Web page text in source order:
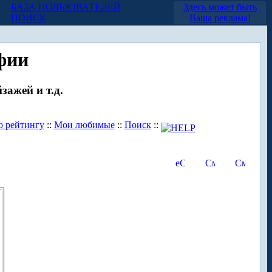
БАЗА ПОЛЬЗОВАТЕЛЕЙ
ПОИСК
Здесь может быть
Ваша реклама!
и т.д.
рейтингу:: Мои любимые:: Поиск::